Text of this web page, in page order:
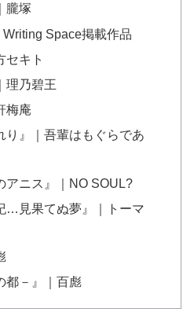
朧塚
Space掲載作品
セキト
理乃碧王
梅庵
り』｜吾輩はもぐらであ
アニス』｜NO SOUL?
…見果てぬ夢』｜トーマ
都－』｜百彪